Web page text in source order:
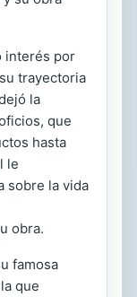
interés por
trayectoria
la
que
hasta
le
sobre la vida
obra.
famosa
que